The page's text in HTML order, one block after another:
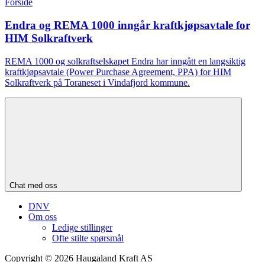
Forside
Endra og REMA 1000 inngår kraftkjøpsavtale for
HIM Solkraftverk
REMA 1000 og solkraftselskapet Endra har inngått en langsiktig
kraftkjøpsavtale (Power Purchase Agreement, PPA) for HIM
Solkraftverk på Toraneset i Vindafjord kommune.
Chat med oss
DNV
Om oss
Ledige stillinger
Ofte stilte spørsmål
Copyright © 2026 Haugaland Kraft AS